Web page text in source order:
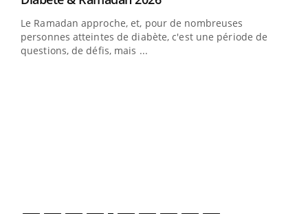
Le Ramadan approche, et, pour de nombreuses
personnes atteintes de diabète, c'est une période de
questions, de défis, mais ...